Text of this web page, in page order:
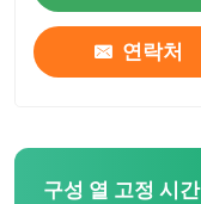
연락처
구성 열 고정 시간